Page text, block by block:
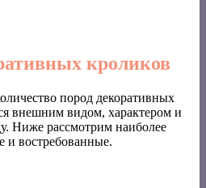
кроликов
пород декоративных
внешним видом, характером и
Ниже рассмотрим наиболее
и востребованные.